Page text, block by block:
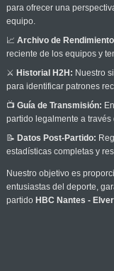
para ofrecer una
equipo.
📈 Archivo de
reciente de los equipos y
⚔️ Historial H2H: Nuestro
para identificar patrones
📺 Guía de Transmisión:
partido legalmente a
📝 Datos Post-Partido:
estadísticas completas y
Nuestro objetivo es
entusiastas del deporte,
partido HBC Nantes -